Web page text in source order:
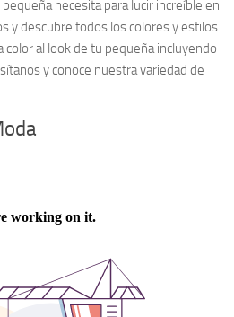
necesita para lucir increíble en
y descubre todos los colores y estilos
color al look de tu pequeña incluyendo
y conoce nuestra variedad de